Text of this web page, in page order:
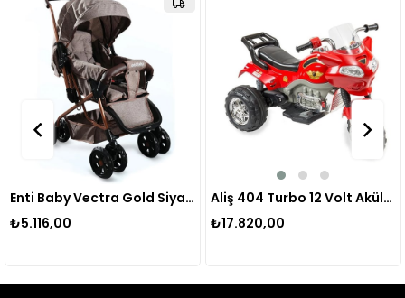
Enti Baby Vectra Gold Siyah Çift Yönlü Bebek Arabası
₺5.116,00
Aliş 404 Turbo 12 Volt Akülü Motor
₺17.820,00